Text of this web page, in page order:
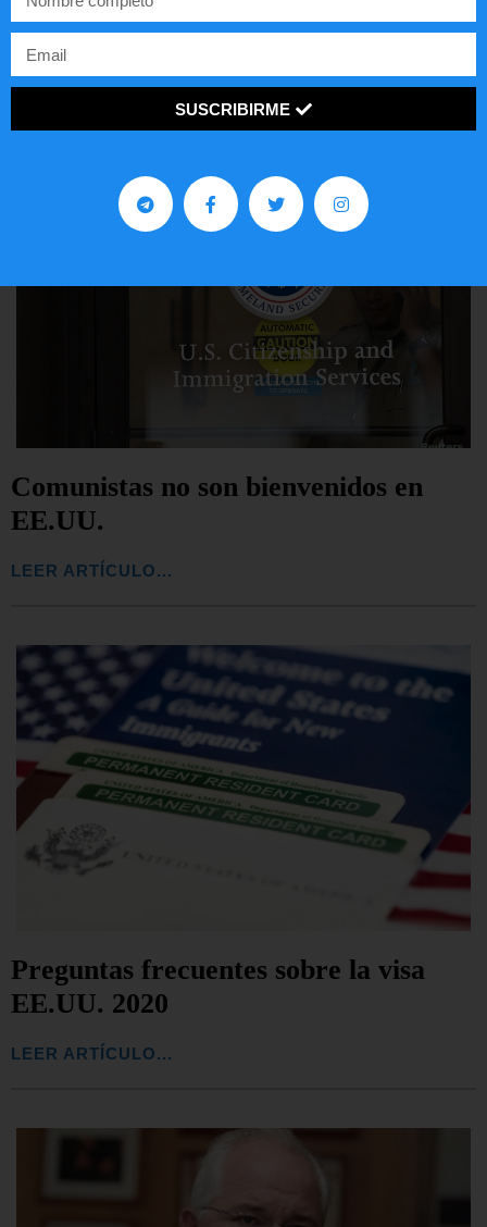
Lotería de visa de EEUU
LEER ARTÍCULO...
Comunistas no son bienvenidos en
EE.UU.
LEER ARTÍCULO...
Preguntas frecuentes sobre la visa
EE.UU. 2020
LEER ARTÍCULO...
SUSCRIBIRME